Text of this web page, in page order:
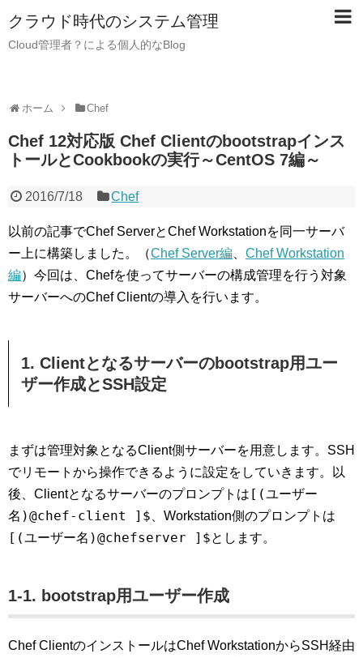
クラウド時代のシステム管理
Cloud管理者？による個人的なBlog
ホーム Chef
Chef 12対応版 Chef Clientのbootstrapインス
トールとCookbookの実行～CentOS 7編～
2016/7/18 Chef
以前の記事でChef ServerとChef Workstationを同一サーバ
ー上に構築しました。（Chef Server編
Chef Workstation
編）今回は、Chefを使ってサーバーの構成管理を行う対象
サーバーへのChef Clientの導入を行います。
1. Clientとなるサーバーのbootstrap用ユー
ザー作成とSSH設定
まずは管理対象となるClient側サーバーを用意します。SSH
でリモートから操作できるように設定をしていきます。以
後、Clientとなるサーバーのプロンプトは [(ユーザー
名)@chef-client ]$ 、Workstation側のプロンプトは
[(ユーザー名)@chefserver ]$とします。
1-1. bootstrap用ユーザー作成
Chef ClientのインストールはChef WorkstationからSSH経由